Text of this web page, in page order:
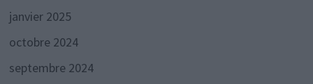
janvier 2025
octobre 2024
septembre 2024